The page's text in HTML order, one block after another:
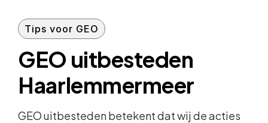
Tips voor GEO
GEO uitbesteden
Haarlemmermeer
GEO uitbesteden betekent dat wij de acties